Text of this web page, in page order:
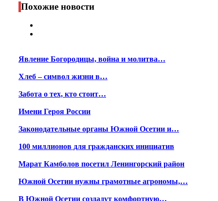
Похожие новости
Явление Богородицы, война и молитва…
Хлеб – символ жизни в…
Забота о тех, кто стоит…
Имени Героя России
Законодательные органы Южной Осетии и…
100 миллионов для гражданских инициатив
Марат Камболов посетил Ленингорский район
Южной Осетии нужны грамотные агрономы,…
В Южной Осетии создадут комфортную…